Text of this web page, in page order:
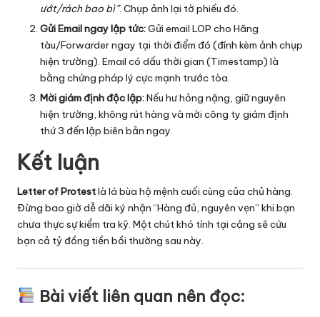
ướt/rách bao bì”. Chụp ảnh lại tờ phiếu đó.
Gửi Email ngay lập tức:Gửi email LOP cho Hãng
tàu/Forwarder ngay tại thời điểm đó (đính kèm ảnh chụp
hiện trường). Email có dấu thời gian (Timestamp) là
bằng chứng pháp lý cực mạnh trước tòa.
Mời giám định độc lập:Nếu hư hỏng nặng, giữ nguyên
hiện trường, không rút hàng và mời công ty giám định
thứ 3 đến lập biên bản ngay.
Kết luận
Letter of Protestlà lá bùa hộ mệnh cuối cùng của chủ hàng.
Đừng bao giờ dễ dãi ký nhận “Hàng đủ, nguyên vẹn” khi bạn
chưa thực sự kiểm tra kỹ. Một chút khó tính tại cảng sẽ cứu
bạn cả tỷ đồng tiền bồi thường sau này.
Bài viết liên quan nên đọc: